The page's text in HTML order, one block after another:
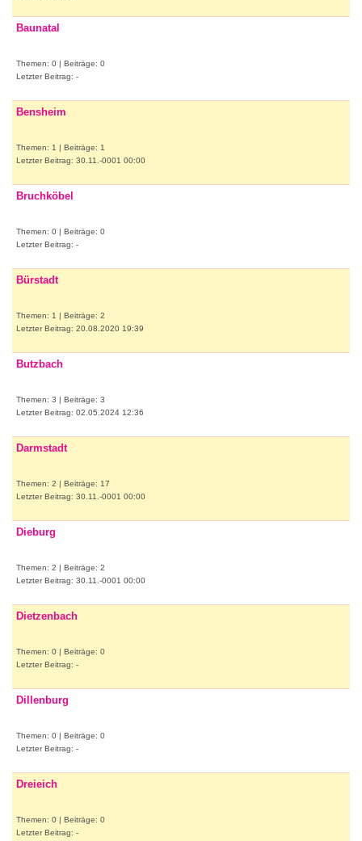
Baunatal
Themen: 0 | Beiträge: 0
Letzter Beitrag: -
Bensheim
Themen: 1 | Beiträge: 1
Letzter Beitrag: 30.11.-0001 00:00
Bruchköbel
Themen: 0 | Beiträge: 0
Letzter Beitrag: -
Bürstadt
Themen: 1 | Beiträge: 2
Letzter Beitrag: 20.08.2020 19:39
Butzbach
Themen: 3 | Beiträge: 3
Letzter Beitrag: 02.05.2024 12:36
Darmstadt
Themen: 2 | Beiträge: 17
Letzter Beitrag: 30.11.-0001 00:00
Dieburg
Themen: 2 | Beiträge: 2
Letzter Beitrag: 30.11.-0001 00:00
Dietzenbach
Themen: 0 | Beiträge: 0
Letzter Beitrag: -
Dillenburg
Themen: 0 | Beiträge: 0
Letzter Beitrag: -
Dreieich
Themen: 0 | Beiträge: 0
Letzter Beitrag: -